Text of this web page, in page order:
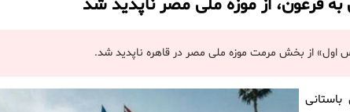
فرعون، از موزه ملی مصر ناپدید شد
از بخش مرمت موزه ملی مصر در قاهره ناپدید شد.